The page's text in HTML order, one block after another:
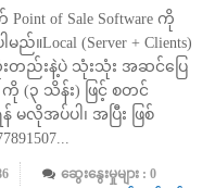
of Sale Software ကို
။Local (Server + Clients)
းတည်းနဲ့ပဲ သုံးသုံး အဆင်ပြေ
ကို (၃ သိန်း) ဖြင့် စတင်
န် မလိုအပ်ပါ၊ အပြီး ဖြစ်
ဆွေးနွေးမှုများ : 0